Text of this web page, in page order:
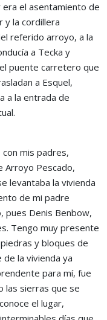
era el asentamiento de
y la cordillera
referido arroyo, a la
a Tecka y
puente carretero que
a Esquel,
a la entrada de
con mis padres,
Arroyo Pescado,
levantaba la vivienda
de mi padre
pues Denis Benbow,
Tengo muy presente
y bloques de
la vivienda ya
para mí, fue
las sierras que se
el lugar,